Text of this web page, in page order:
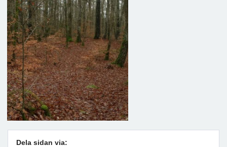
Dela sidan via: